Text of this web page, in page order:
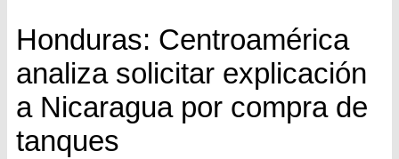
Honduras: Centroamérica
analiza solicitar explicación
a Nicaragua por compra de
tanques